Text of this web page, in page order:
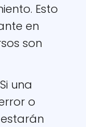
Esto
en
son
Si una
o